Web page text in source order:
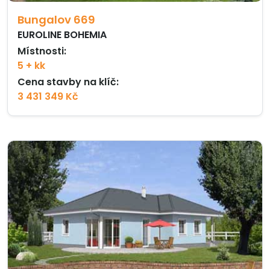
Bungalov 669
EUROLINE BOHEMIA
Místnosti:
5 + kk
Cena stavby na klíč:
3 431 349 Kč